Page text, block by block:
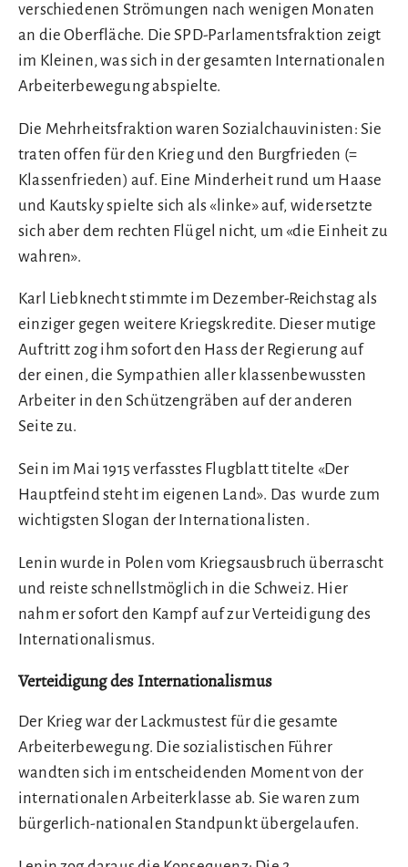
verschiedenen Strömungen nach wenigen Monaten
an die Oberfläche. Die SPD-Parlamentsfraktion zeigt
im Kleinen, was sich in der gesamten Internationalen
Arbeiterbewegung abspielte.
Die Mehrheitsfraktion waren Sozialchauvinisten: Sie
traten offen für den Krieg und den Burgfrieden (=
Klassenfrieden) auf. Eine Minderheit rund um Haase
und Kautsky spielte sich als «linke» auf, widersetzte
sich aber dem rechten Flügel nicht, um «die Einheit zu
wahren».
Karl Liebknecht stimmte im Dezember-Reichstag als
einziger gegen weitere Kriegskredite. Dieser mutige
Auftritt zog ihm sofort den Hass der Regierung auf
der einen, die Sympathien aller klassenbewussten
Arbeiter in den Schützengräben auf der anderen
Seite zu.
Sein im Mai 1915 verfasstes Flugblatt titelte «Der
Hauptfeind steht im eigenen Land». Das wurde zum
wichtigsten Slogan der Internationalisten.
Lenin wurde in Polen vom Kriegsausbruch überrascht
und reiste schnellstmöglich in die Schweiz. Hier
nahm er sofort den Kampf auf zur Verteidigung des
Internationalismus.
Verteidigung des Internationalismus
Der Krieg war der Lackmustest für die gesamte
Arbeiterbewegung. Die sozialistischen Führer
wandten sich im entscheidenden Moment von der
internationalen Arbeiterklasse ab. Sie waren zum
bürgerlich-nationalen Standpunkt übergelaufen.